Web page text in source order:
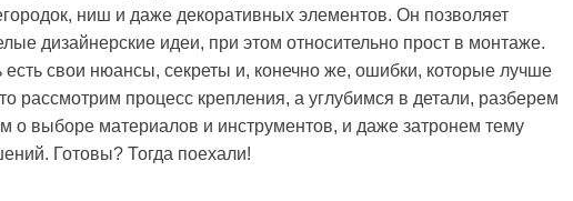
ниш и даже декоративных элементов. Он позволяет
дизайнерские идеи, при этом относительно прост в монтаже.
есть свои нюансы, секреты и, конечно же, ошибки, которые лучше
рассмотрим процесс крепления, а углубимся в детали, разберем
о выборе материалов и инструментов, и даже затронем тему
Готовы? Тогда поехали!